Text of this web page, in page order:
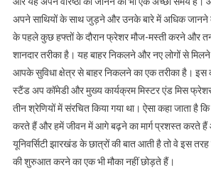
अपने साथियों के साथ जुड़ने और उनके बारे में अधिक
के पहले कुछ हफ्तों के दौरान फ्रेशर मौज-मस्ती करने और
शानदार तरीका है। यह बाहर निकलने और नए लोगों से
आपके सुविधा क्षेत्र से बाहर निकलने का एक तरीका है। इस
स्टैंड अप कॉमेडी और मुख्य कार्यक्रम मिस्टर एंड मिस
तीन श्रेणियों में संरचित किया गया था। ऐसा कहा जाता है
करते हैं और हमें जीवन में आगे बढ़ने का मार्ग प्रशस्त करते
यूनिवर्सिटी झारखंड के छात्रों की बात आती है तो वे इस
की शुरुआत करने का एक भी मौका नहीं छोड़ते हैं।